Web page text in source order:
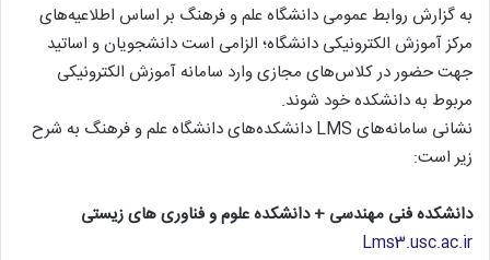
به گزارش روابط عمومی دانشگاه علم و فرهنگ بر اساس اطلاعیه‌های
مرکز آموزش الکترونیکی دانشگاه؛ الزامی است دانشجویان و اساتید
جهت حضور در کلاس‌های مجازی وارد سامانه آموزش الکترونیکی
مربوط به دانشکده خود شوند.
نشانی سامانه‌های LMS دانشکده‌های دانشگاه علم و فرهنگ به شرح
زیر است:
دانشکده فنی مهندسی + دانشکده علوم و فناوری های زیستی
Lms3.usc.ac.ir